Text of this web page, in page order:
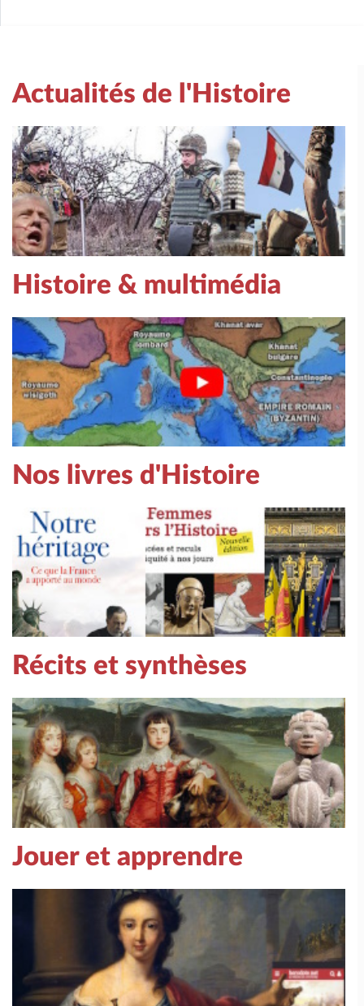
Actualités de l'Histoire
Histoire & multimédia
Nos livres d'Histoire
Récits et synthèses
Jouer et apprendre